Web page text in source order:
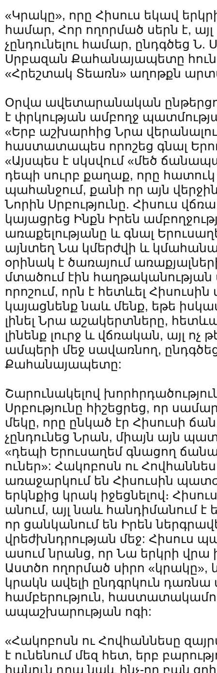
«Կրակը», որը Հիսուս եկավ
համար, Հոր ողորմած սերն է, այլ
չընդունելու համար, ընդգծեց Ն.
Սրբազան Քահանայապետը
«Հրեշտակ Տեառն» աղոթքն
Օրվա ավետարանական
է փրկության ամբողջ
«Երբ աշխարհից Նրա վերանալու
հաստատապես որոշեց գնալ
«Այսպես է սկսվում «մեծ
դեպի սուրբ քաղաք, որը հատուկ
պահանջում, քանի որ այն
Նորին Սրբությունը. Հիսուս
կայացրեց Ինքն Իրեն
առաքելությանը և գնալ
այնտեղ Նա կմերժվի և
օրինակ է ծառայում
մտածում էին հաղթականության
որոշում, որն է հետևել
կայացնենք նաև մենք, եթե
լինել Նրա աշակերտները,
լինենք լուրջ և վճռական, այլ ոչ
ամպերի մեջ սավառնող,
Քահանայապետը:
Շարունակելով
Սրբությունը հիշեցրեց, որ
մեկը, որը ընկած էր Հիսուսի
չընդունեց Նրան, միայն այն
«դեպի Երուսաղեմ գնացող
ուներ»: Հակոբոսն ու
առաջարկում են Հիսուսին
երկնքից կրակ իջեցնելով։
անում, այլ նաև հանդիմանում է
որ ցանկանում են Իրեն
վրեժխնդրության մեջ: Հիսուս
ասում նրանց, որ Նա երկրի վրա
Աստծո ողորմած սիրո «կրակը»,
կրակն ավելի ընդգրկուն
համբերություն,
ապաշխարության ոգի:
«Հակոբոսն ու Հովհաննեսը
է ունենում մեզ հետ, երբ
հանուն դրա նաև ինչ-որ բան